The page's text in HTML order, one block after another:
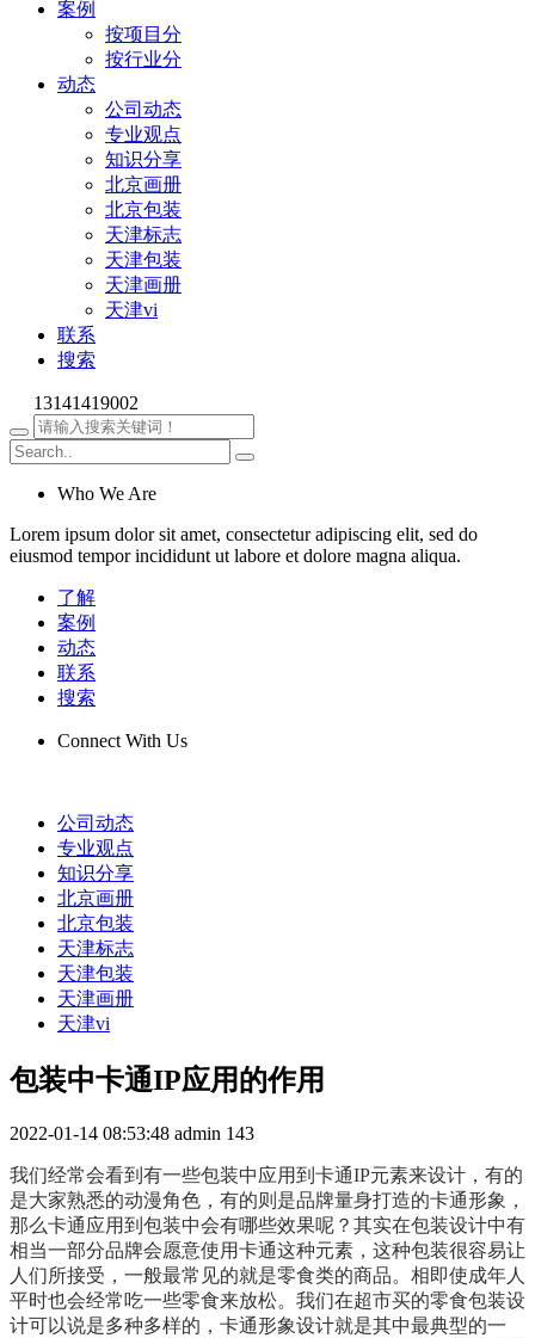
案例
按项目分
按行业分
动态
公司动态
专业观点
知识分享
北京画册
北京包装
天津标志
天津包装
天津画册
天津vi
联系
搜索
13141419002
Who We Are
Lorem ipsum dolor sit amet, consectetur adipiscing elit, sed do
eiusmod tempor incididunt ut labore et dolore magna aliqua.
了解
案例
动态
联系
搜索
Connect With Us
公司动态
专业观点
知识分享
北京画册
北京包装
天津标志
天津包装
天津画册
天津vi
包装中卡通IP应用的作用
2022-01-14 08:53:48 admin 143
我们经常会看到有一些包装中应用到卡通IP元素来设计，有的
是大家熟悉的动漫角色，有的则是品牌量身打造的卡通形象，
那么卡通应用到包装中会有哪些效果呢？其实在包装设计中有
相当一部分品牌会愿意使用卡通这种元素，这种包装很容易让
人们所接受，一般最常见的就是零食类的商品。相即使成年人
平时也会经常吃一些零食来放松。我们在超市买的零食包装设
计可以说是多种多样的，卡通形象设计就是其中最典型的一